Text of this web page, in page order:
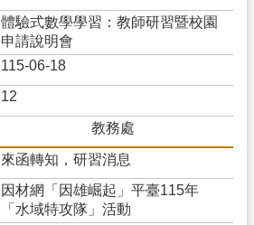
體驗式數學學習：教師研習暨校園
申請說明會
115-06-18
12
教務處
來函轉知，研習消息
因材網「因雄崛起」平臺115年
「水域特攻隊」活動